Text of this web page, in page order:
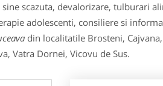
scazuta, devalorizare, tulburari
adolescenti, consiliere si
din localitatile Brosteni,
Vatra Dornei, Vicovu de Sus.